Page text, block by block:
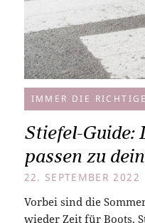
IMMER DIE
Stiefel-Guide:
passen zu
22. SEPTEMBER 2022
Vorbei sind die
wieder Zeit für Boots,